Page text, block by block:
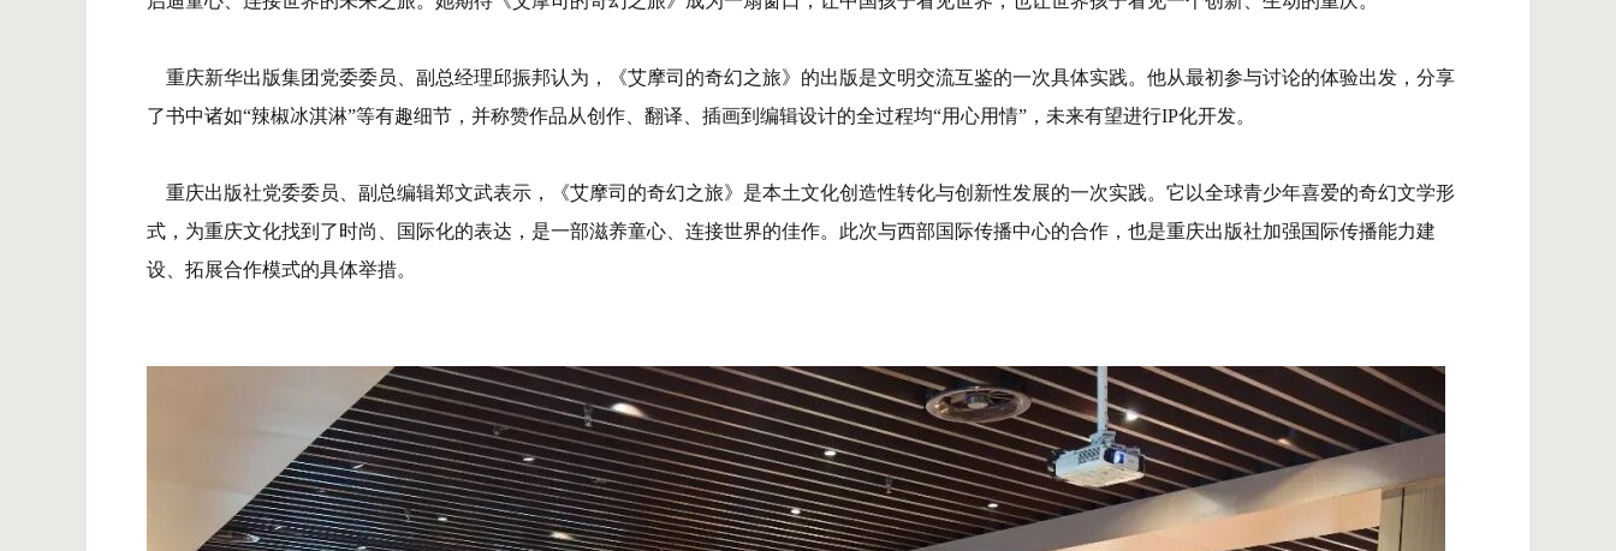
重庆新华出版集团党委委员、副总经理邱振邦认为，《艾摩司的奇幻之旅》的出版是文明交流互鉴的一次具体实践。他从最初参与讨论的体验出发，分享
了书中诸如“辣椒冰淇淋”等有趣细节，并称赞作品从创作、翻译、插画到编辑设计的全过程均“用心用情”，未来有望进行IP化开发。
重庆出版社党委委员、副总编辑郑文武表示，《艾摩司的奇幻之旅》是本土文化创造性转化与创新性发展的一次实践。它以全球青少年喜爱的奇幻文学形
式，为重庆文化找到了时尚、国际化的表达，是一部滋养童心、连接世界的佳作。此次与西部国际传播中心的合作，也是重庆出版社加强国际传播能力建
设、拓展合作模式的具体举措。